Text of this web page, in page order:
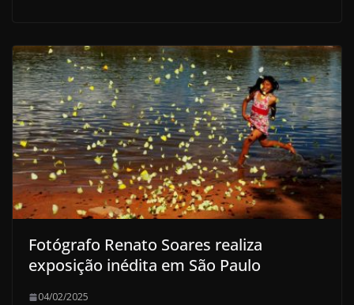
Fotógrafo Renato Soares realiza
exposição inédita em São Paulo
04/02/2025